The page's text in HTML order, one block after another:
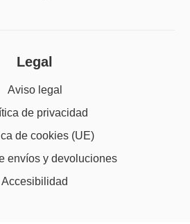
Legal
Aviso legal
de privacidad
de cookies (UE)
envíos y devoluciones
Accesibilidad